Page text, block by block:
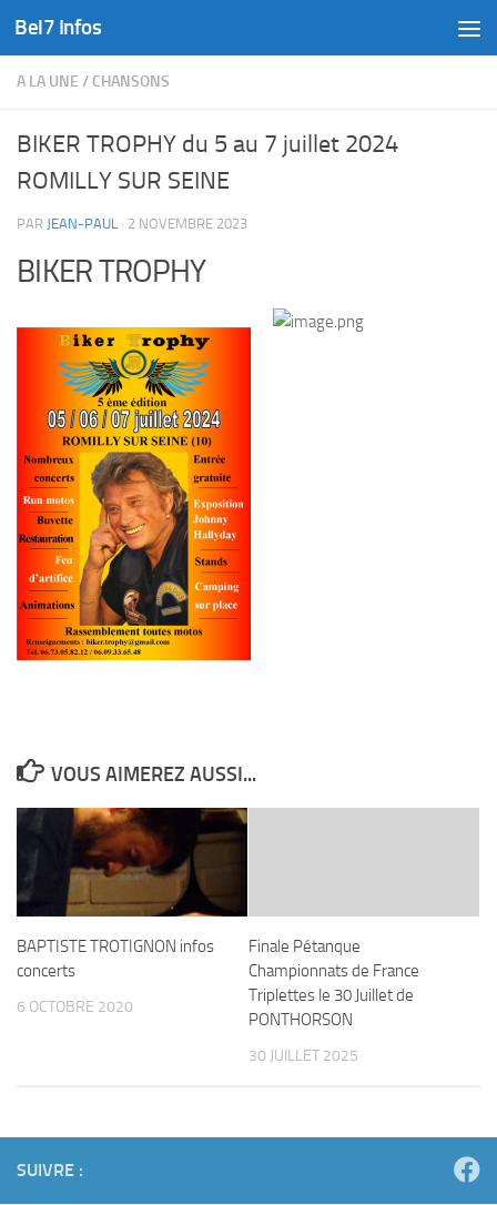
Skip to content
Bel7 Infos
A LA UNE / CHANSONS
BIKER TROPHY du 5 au 7 juillet 2024
ROMILLY SUR SEINE
PAR JEAN-PAUL · 2 NOVEMBRE 2023
BIKER TROPHY
VOUS AIMEREZ AUSSI...
BAPTISTE TROTIGNON infos
concerts
6 OCTOBRE 2020
Finale Pétanque
Championnats de France
Triplettes le 30 Juillet de
PONTHORSON
30 JUILLET 2025
SUIVRE :